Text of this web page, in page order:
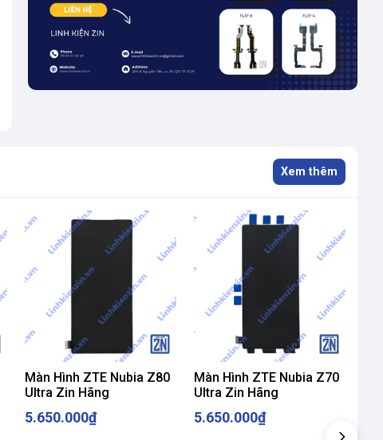
Xem thêm
Màn Hình ZTE Nubia Z80
Ultra Zin Hãng
5.650.000₫
Màn Hình ZTE Nubia Z70
Ultra Zin Hãng
5.650.000₫